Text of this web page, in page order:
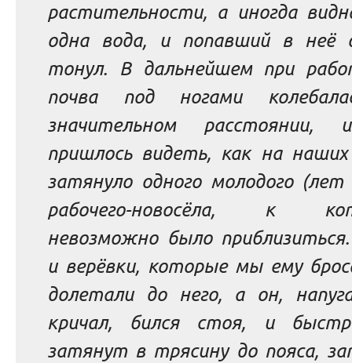
растительности, а иногда
одна вода, и попавший в неё
тонул.
В дальнейшем при
почва под ногами
значительном
пришлось видеть, как на наших
затянуло одного молодого
рабочего-новосёла, к
невозможно было
и верёвки, которые мы ему
долетали до него, а он,
кричал, бился стоя, и
затянут в трясину до пояса,